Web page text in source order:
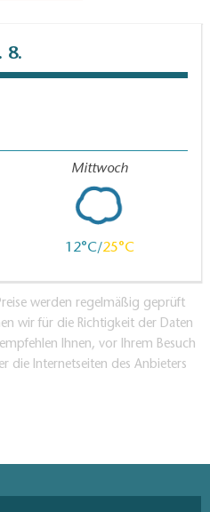
8.
Mittwoch
12 25
werden regelmäßig geprüft
wir für die Richtigkeit der Daten
Ihnen, vor Ihrem Besuch
die Internetseiten des Anbieters